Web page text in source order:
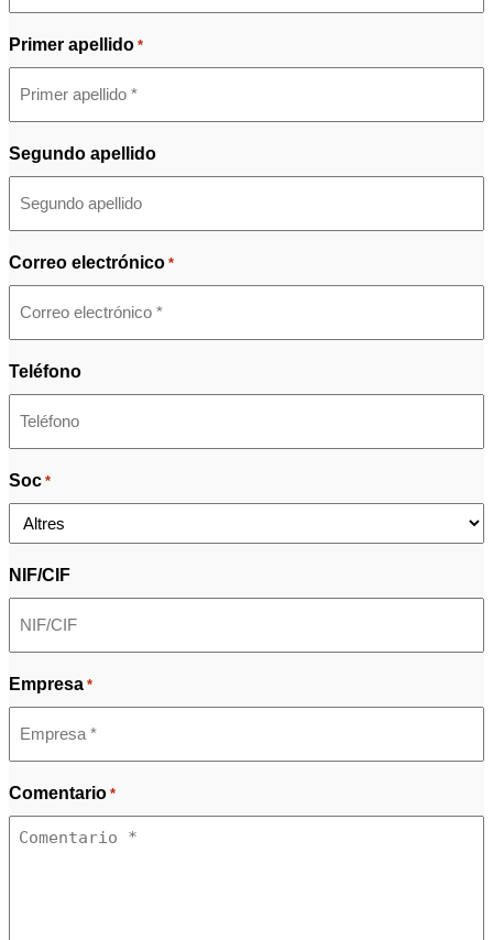
Primer apellido *
Segundo apellido
Correo electrónico *
Teléfono
Soc *
NIF/CIF
Empresa *
Comentario *